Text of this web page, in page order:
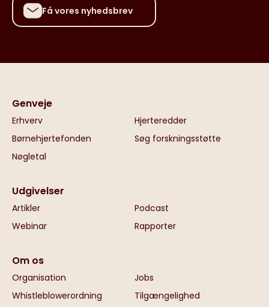
Få vores nyhedsbrev
Genveje
Erhverv
Hjerteredder
Børnehjertefonden
Søg forskningsstøtte
Nøgletal
Udgivelser
Artikler
Podcast
Webinar
Rapporter
Om os
Organisation
Jobs
Whistleblowerordning
Tilgængelighed